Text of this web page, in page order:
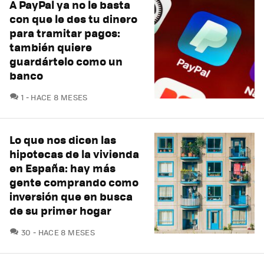
A PayPal ya no le basta
con que le des tu dinero
para tramitar pagos:
también quiere
guardártelo como un
banco
1 COMENTARIOS
HACE 8 MESES
Lo que nos dicen las
hipotecas de la vivienda
en España: hay más
gente comprando como
inversión que en busca
de su primer hogar
30 COMENTARIOS
HACE 8 MESES